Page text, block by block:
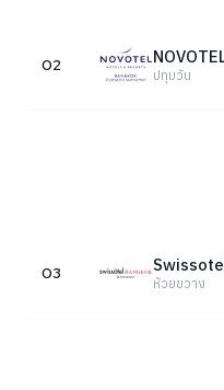
02
ปทุมวัน
03
ห้วยขวาง